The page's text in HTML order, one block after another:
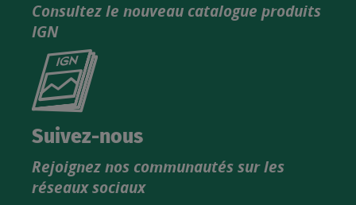
Consultez le nouveau catalogue produits
IGN
Consultez
catalogue
Suivez-nous
Rejoignez nos communautés sur les
réseaux sociaux